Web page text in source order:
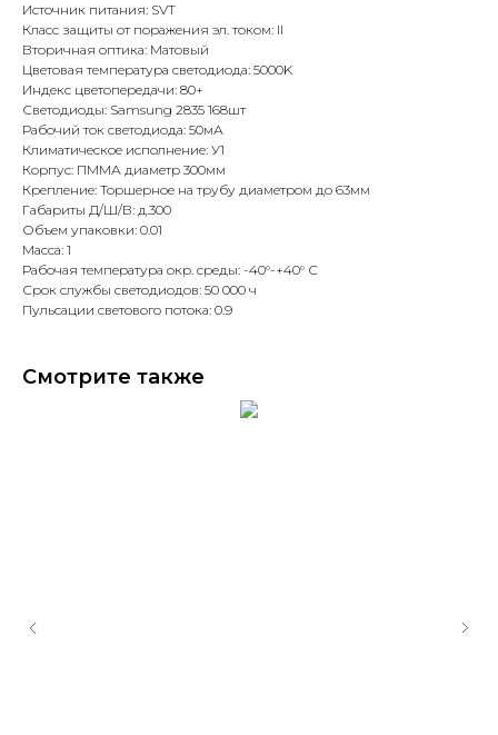
Источник питания: SVT
Класс защиты от поражения эл. током: II
Вторичная оптика: Матовый
Цветовая температура светодиода: 5000K
Индекс цветопередачи: 80+
Светодиоды: Samsung 2835 168шт
Рабочий ток светодиода: 50мА
Климатическое исполнение: У1
Корпус: ПММА диаметр 300мм
Крепление: Торшерное на трубу диаметром до 63мм
Габариты Д/Ш/В: д.300
Объем упаковки: 0.01
Масса: 1
Рабочая температура окр. среды: -40°-+40° С
Срок службы светодиодов: 50 000 ч
Пульсации светового потока: 0.9
Смотрите также